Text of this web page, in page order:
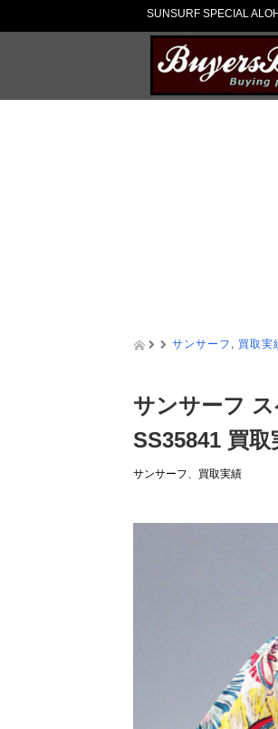
SUNSURF SPECIAL
サンサーフ, 買取実
サンサーフ
SS35841 買取
サンサーフ、 買取実績